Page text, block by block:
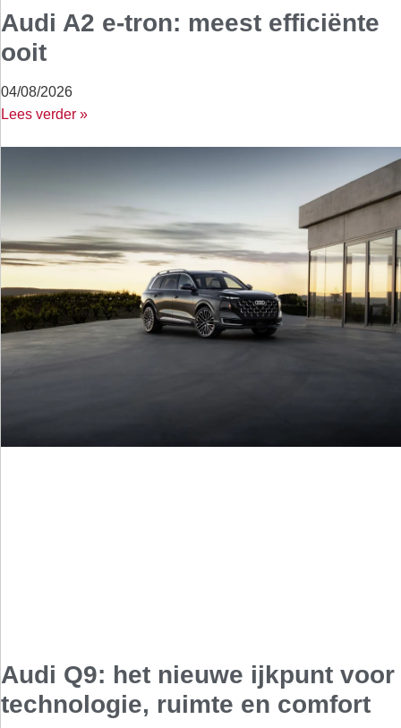
Audi A2 e-tron: meest efficiënte
ooit
04/08/2026
Lees verder »
Audi Q9: het nieuwe ijkpunt voor
technologie, ruimte en comfort